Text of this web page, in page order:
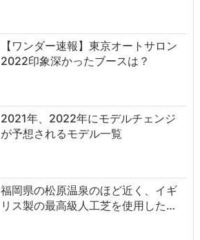
【ワンダー速報】東京オートサロン
2022印象深かったブースは？
2021年、2022年にモデルチェンジ
が予想されるモデル一覧
福岡県の松原温泉のほど近く、イギ
リス製の最高級人工芝を使用した…